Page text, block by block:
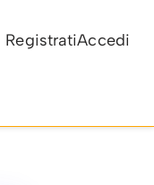
RegistratiAccedi